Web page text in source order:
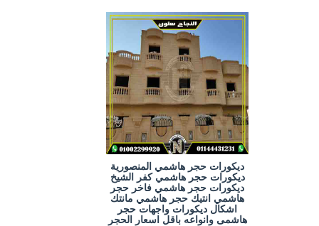
ديكورات حجر هاشمي المنصورية
ديكورات حجر هاشمي كفر الشيخ
ديكورات حجر هاشمي فاخر حجر
هاشمي انتيك حجر هاشمي مانتك
اشكال ديكورات واجهات حجر
هاشمى وانواعه باقل اسعار الحجر